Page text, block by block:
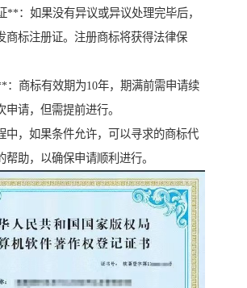
**：如果没有异议或异议处理完毕后，
商标注册证。注册商标将获得法律保
：商标有效期为10年，期满前需申请续
申请，但需提前进行。
中，如果条件允许，可以寻求的商标代
帮助，以确保申请顺利进行。